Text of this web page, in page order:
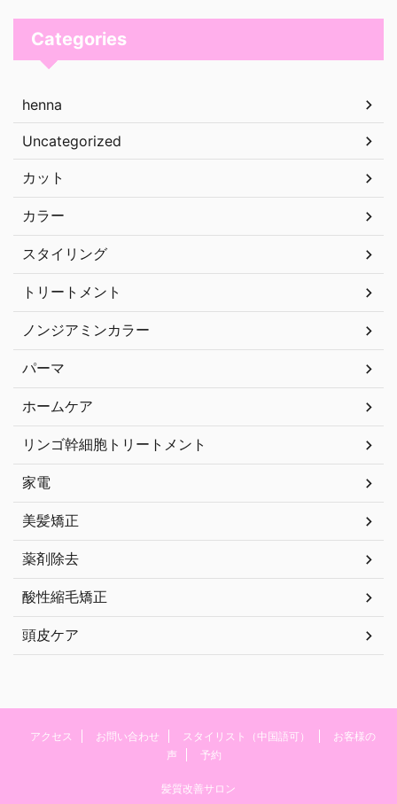
Categories
henna
Uncategorized
カット
カラー
スタイリング
トリートメント
ノンジアミンカラー
パーマ
ホームケア
リンゴ幹細胞トリートメント
家電
美髪矯正
薬剤除去
酸性縮毛矯正
頭皮ケア
アクセス お問い合わせ スタイリスト（中国語可）
お客様の
声
予約
髪質改善サロン